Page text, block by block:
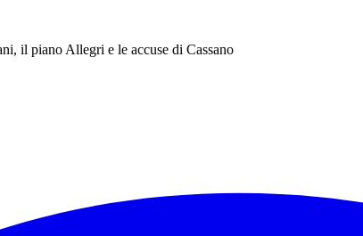
il piano Allegri e le accuse di Cassano